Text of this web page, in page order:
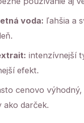
voda: ľahšia a
intenzívnejší
efekt.
cenovo výhodný,
ako darček.